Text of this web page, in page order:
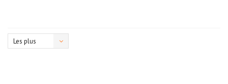
Les plus